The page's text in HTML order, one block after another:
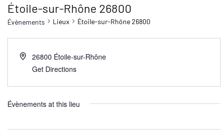
Étoile-sur-Rhône 26800
Évènements Lieux Étoile-sur-Rhône 26800
26800 Étoile-sur-Rhône
Get Directions
Évènements at this lieu